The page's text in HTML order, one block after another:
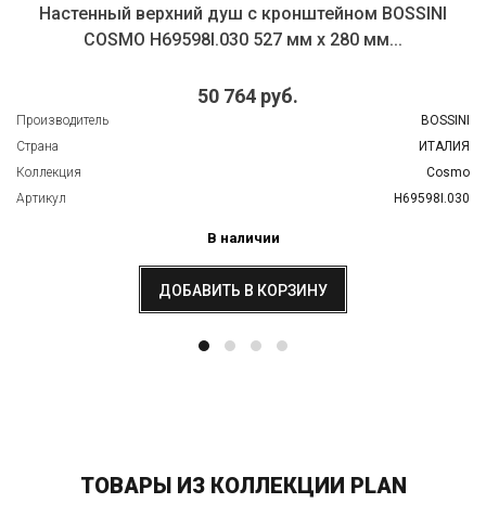
Настенный верхний душ с кронштейном BOSSINI
COSMO H69598I.030 527 мм х 280 мм...
50 764 руб.
Производитель
BOSSINI
Страна
ИТАЛИЯ
Коллекция
Cosmo
Артикул
H69598I.030
В наличии
ДОБАВИТЬ В КОРЗИНУ
ТОВАРЫ ИЗ КОЛЛЕКЦИИ PLAN